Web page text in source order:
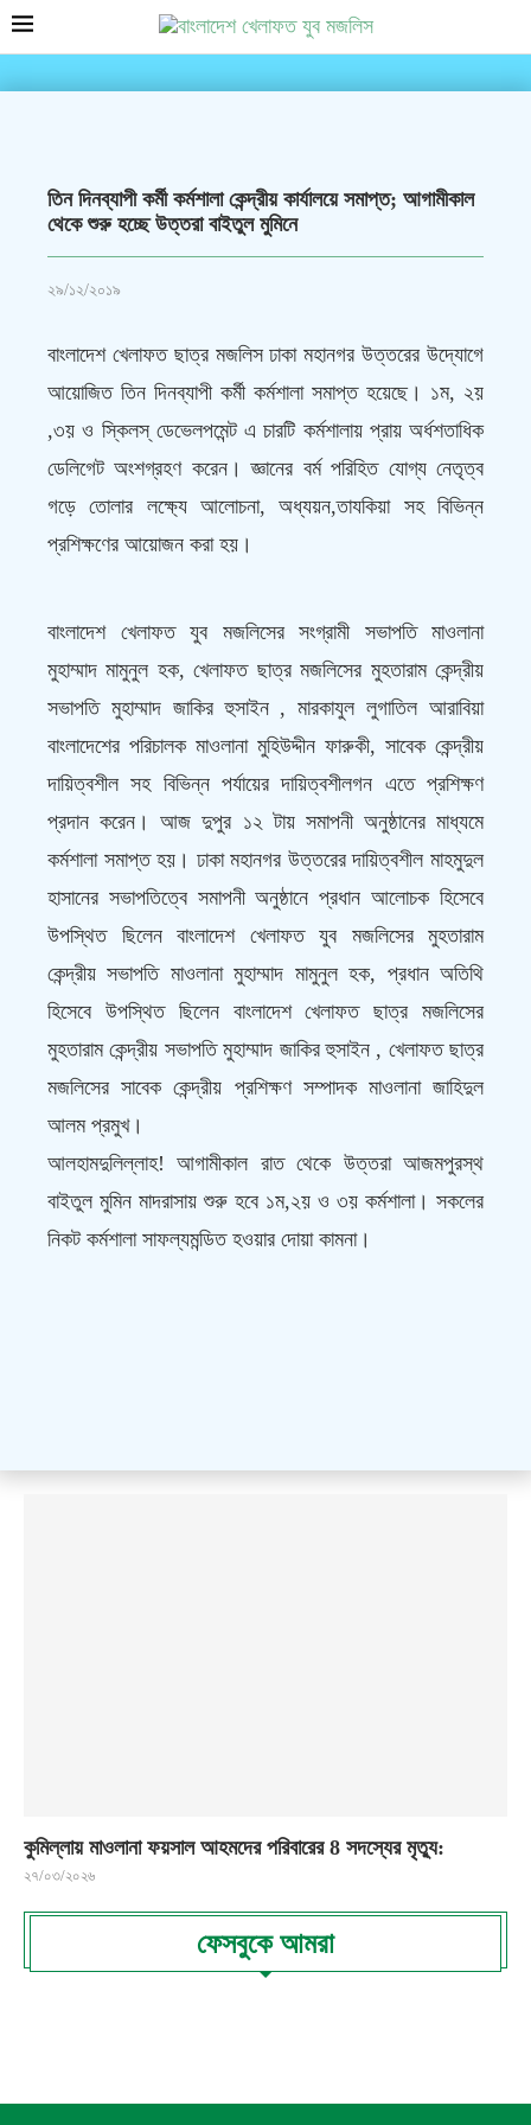
তিন দিনব্যাপী কর্মী কর্মশালা কেন্দ্রীয় কার্যালয়ে সমাপ্ত; আগামীকাল
থেকে শুরু হচ্ছে উত্তরা বাইতুল মুমিনে
২৯/১২/২০১৯
বাংলাদেশ খেলাফত ছাত্র মজলিস ঢাকা মহানগর উত্তরের উদ্যোগে
আয়োজিত তিন দিনব্যাপী কর্মী কর্মশালা সমাপ্ত হয়েছে। ১ম, ২য়
,৩য় ও স্কিলস্ ডেভেলপমেন্ট এ চারটি কর্মশালায় প্রায় অর্ধশতাধিক
ডেলিগেট অংশগ্রহণ করেন। জ্ঞানের বর্ম পরিহিত যোগ্য নেতৃত্ব
গড়ে তোলার লক্ষ্যে আলোচনা, অধ্যয়ন,তাযকিয়া সহ বিভিন্ন
প্রশিক্ষণের আয়োজন করা হয়।
বাংলাদেশ খেলাফত যুব মজলিসের সংগ্রামী সভাপতি মাওলানা
মুহাম্মাদ মামুনুল হক, খেলাফত ছাত্র মজলিসের মুহতারাম কেন্দ্রীয়
সভাপতি মুহাম্মাদ জাকির হুসাইন , মারকাযুল লুগাতিল আরাবিয়া
বাংলাদেশের পরিচালক মাওলানা মুহিউদ্দীন ফারুকী, সাবেক কেন্দ্রীয়
দায়িত্বশীল সহ বিভিন্ন পর্যায়ের দায়িত্বশীলগন এতে প্রশিক্ষণ
প্রদান করেন। আজ দুপুর ১২ টায় সমাপনী অনুষ্ঠানের মাধ্যমে
কর্মশালা সমাপ্ত হয়। ঢাকা মহানগর উত্তরের দায়িত্বশীল মাহমুদুল
হাসানের সভাপতিত্বে সমাপনী অনুষ্ঠানে প্রধান আলোচক হিসেবে
উপস্থিত ছিলেন বাংলাদেশ খেলাফত যুব মজলিসের মুহতারাম
কেন্দ্রীয় সভাপতি মাওলানা মুহাম্মাদ মামুনুল হক, প্রধান অতিথি
হিসেবে উপস্থিত ছিলেন বাংলাদেশ খেলাফত ছাত্র মজলিসের
মুহতারাম কেন্দ্রীয় সভাপতি মুহাম্মাদ জাকির হুসাইন , খেলাফত ছাত্র
মজলিসের সাবেক কেন্দ্রীয় প্রশিক্ষণ সম্পাদক মাওলানা জাহিদুল
আলম প্রমুখ।
আলহামদুলিল্লাহ! আগামীকাল রাত থেকে উত্তরা আজমপুরস্থ
বাইতুল মুমিন মাদরাসায় শুরু হবে ১ম,২য় ও ৩য় কর্মশালা। সকলের
নিকট কর্মশালা সাফল্যমন্ডিত হওয়ার দোয়া কামনা।
কুমিল্লায় মাওলানা ফয়সাল আহমদের পরিবারের 8 সদস্যের মৃত্যু:
২৭/০৩/২০২৬
ফেসবুকে আমরা